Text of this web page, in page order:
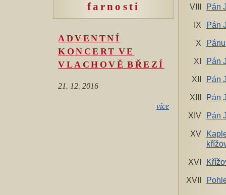
VIII Pán
IX Pán
X
XI Pán
XII Pán
XIII Pán
XIV Pán
XV
XVI
XVII
farnosti
ADVENTNÍ
KONCERT VE
VLACHOVĚ BŘEZÍ
21. 12. 2016
více